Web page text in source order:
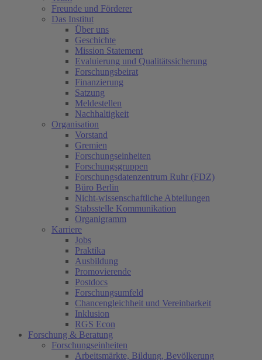
Freunde und Förderer
Das Institut
Über uns
Geschichte
Mission Statement
Evaluierung und Qualitätssicherung
Forschungsbeirat
Finanzierung
Satzung
Meldestellen
Nachhaltigkeit
Organisation
Vorstand
Gremien
Forschungseinheiten
Forschungsgruppen
Forschungsdatenzentrum Ruhr (FDZ)
Büro Berlin
Nicht-wissenschaftliche Abteilungen
Stabsstelle Kommunikation
Organigramm
Karriere
Jobs
Praktika
Ausbildung
Promovierende
Postdocs
Forschungsumfeld
Chancengleichheit und Vereinbarkeit
Inklusion
RGS Econ
Forschung & Beratung
Forschungseinheiten
Arbeitsmärkte, Bildung, Bevölkerung